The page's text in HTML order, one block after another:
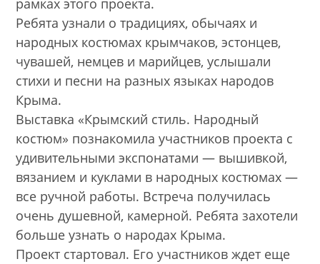
рамках этого проекта.
Ребята узнали о традициях, обычаях и
народных костюмах крымчаков, эстонцев,
чувашей, немцев и марийцев, услышали
стихи и песни на разных языках народов
Крыма.
Выставка «Крымский стиль. Народный
костюм» познакомила участников проекта с
удивительными экспонатами — вышивкой,
вязанием и куклами в народных костюмах —
все ручной работы. Встреча получилась
очень душевной, камерной. Ребята захотели
больше узнать о народах Крыма.
Проект стартовал. Его участников ждет еще